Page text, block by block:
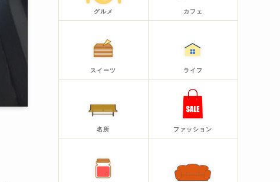
グルメ カフェ
スイーツ ライフ
名所 ファッション